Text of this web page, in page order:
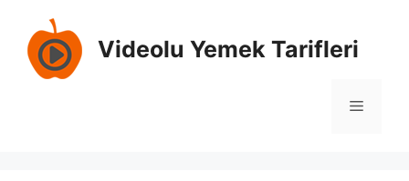
Videolu Yemek Tarifleri
Menü